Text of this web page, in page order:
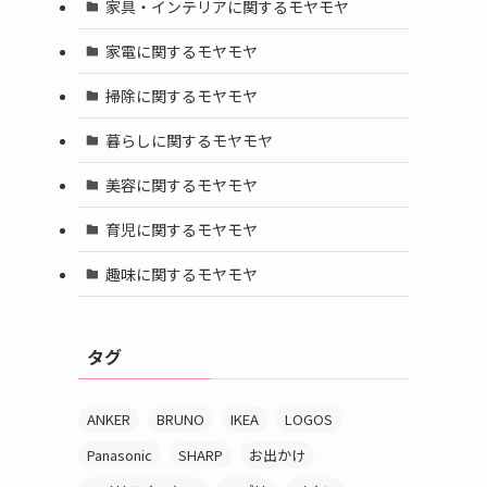
家具・インテリアに関するモヤモヤ
家電に関するモヤモヤ
掃除に関するモヤモヤ
暮らしに関するモヤモヤ
美容に関するモヤモヤ
育児に関するモヤモヤ
趣味に関するモヤモヤ
タグ
ANKER BRUNO IKEA
LOGOS
Panasonic
SHARP
お出かけ